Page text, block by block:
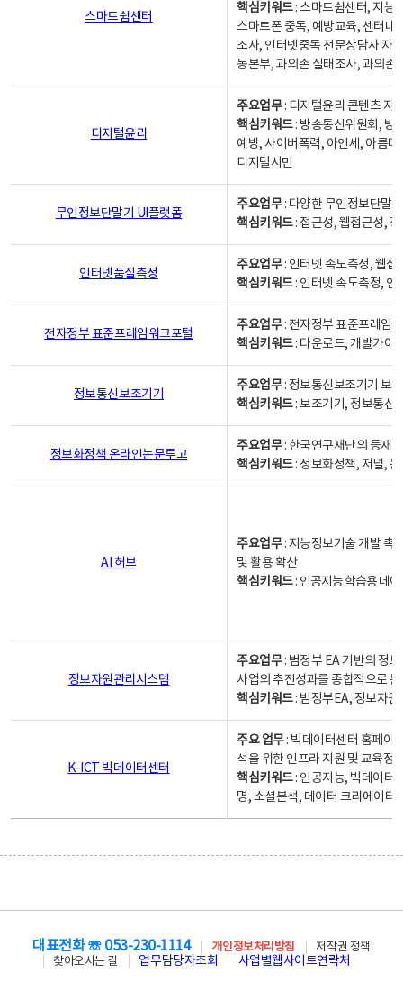
스마트쉼센터
핵심키워드: 스마트쉼센터, 지능
스마트폰 중독, 예방교육, 센터내
조사, 인터넷중독 전문상담사 자
동본부, 과의존 실태조사, 과의존
디지털윤리
주요업무: 디지털윤리 콘텐츠 지
핵심키워드: 방송통신위원회, 방
예방, 사이버폭력, 아인세, 아름
디지털시민
무인정보단말기 UI플랫폼
주요업무: 다양한 무인정보단말
핵심키워드: 접근성, 웹접근성,
인터넷품질측정
주요업무: 인터넷 속도측정, 웹접
핵심키워드: 인터넷 속도측정, 인
전자정부 표준프레임워크포털
주요업무: 전자정부 표준프레임
핵심키워드: 다운로드, 개발가이
정보통신보조기기
주요업무: 정보통신보조기기 보
핵심키워드: 보조기기, 정보통신
정보화정책 온라인논문투고
주요업무: 한국연구재단의 등재
핵심키워드: 정보화정책, 저널,
AI 허브
주요업무: 지능정보기술 개발 촉
및 활용 확산
핵심키워드: 인공지능 학습용 데
정보자원관리시스템
주요업무: 범정부 EA 기반의 정
사업의 추진성과를 종합적으로
핵심키워드: 범정부EA, 정보자
K-ICT 빅데이터센터
주요 업무: 빅데이터센터 홈페이
석을 위한 인프라 지원 및 교육정
핵심키워드: 인공지능, 빅데이터,
명, 소셜분석, 데이터 크리에이터
대표전화 ☏ 053-230-1114 개인정보처리방침
저작권 정책
찾아오시는 길
업무담당자조회 사업별웹사이트연락처